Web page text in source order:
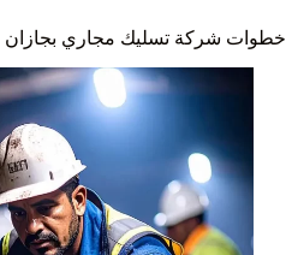
خطوات شركة تسليك مجاري بجازان